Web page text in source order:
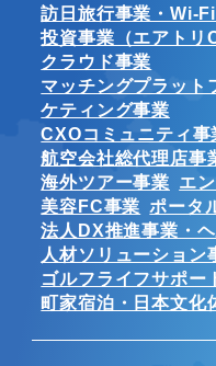
訪日旅行事業・Wi-
投資事業（エアトリ
クラウド事業
マッチングプラット
ケティング事業
CXOコミュニティ事
航空会社総代理店事
海外ツアー事業
エ
美容FC事業 ポータ
法人DX推進事業・
人材ソリューション
ゴルフライフサポー
町家宿泊・日本文化